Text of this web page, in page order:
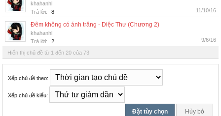
khahanhl
Trả lời:
8 11/10/16
Đêm không có ánh trăng - Diệc Thư (Chương 2)
khahanhl
Trả lời:
2 9/6/16
Hiển thị chủ đề từ 1 đến 20 của 73
Xếp chủ đề theo:
Xếp chủ đề kiểu: